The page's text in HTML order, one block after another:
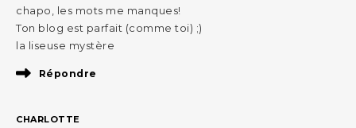
chapo, les mots me manques!
Ton blog est parfait (comme toi) ;)
la liseuse mystère
Répondre
CHARLOTTE